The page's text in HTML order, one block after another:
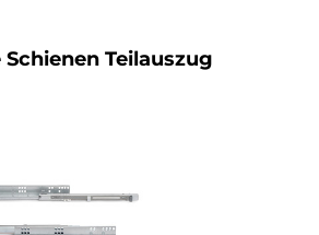
Schienen Teilauszug